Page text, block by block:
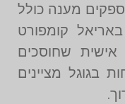
מענה כולל
קומפורט
שחוסכים
בגוגל מציינים